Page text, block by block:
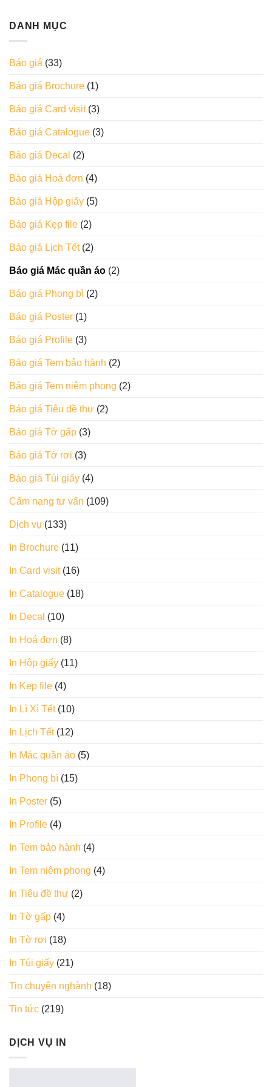
DANH MỤC
Báo giá (33)
Báo giá Brochure (1)
Báo giá Card visit(3)
Báo giá Catalogue (3)
Báo giá Decal (2)
Báo giá Hoá đơn (4)
Báo giá Hộp giấy (5)
Báo giá Kẹp file (2)
Báo giá Lịch Tết(2)
Báo giá Mác quần áo (2)
Báo giá Phong bì (2)
Báo giá Poster (1)
Báo giá Profile (3)
Báo giá Tem bảo hành (2)
Báo giá Tem niêm phong (2)
Báo giá Tiêu đề thư (2)
Báo giá Tờ gấp (3)
Báo giá Tờ rơi (3)
Báo giá Túi giấy (4)
Cẩm nang tư vấn (109)
Dịch vụ (133)
In Brochure (11)
In Card visit(16)
In Catalogue (18)
In Decal (10)
In Hoá đơn (8)
In Hộp giấy (11)
In Kẹp file (4)
In Lì Xì Tết(10)
In Lịch Tết(12)
In Mác quần áo (5)
In Phong bì (15)
In Poster (5)
In Profile (4)
In Tem bảo hành (4)
In Tem niêm phong (4)
In Tiêu đề thư (2)
In Tờ gấp (4)
In Tờ rơi (18)
In Túi giấy (21)
Tin chuyên nghành (18)
Tin tức (219)
DỊCH VỤ IN